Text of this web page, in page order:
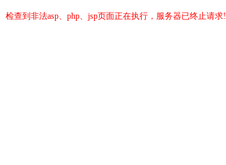
检查到非法asp、php、jsp页面正在执行，服务器已终止请求!